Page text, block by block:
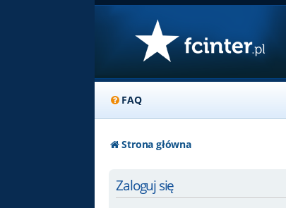
FAQ
Strona główna
Zaloguj się